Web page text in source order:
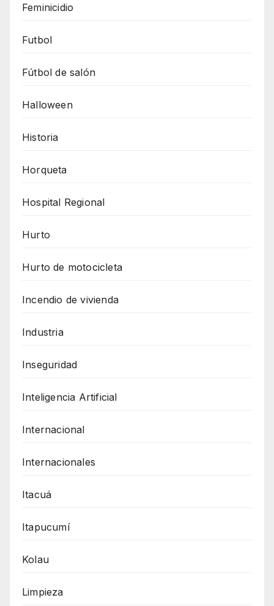
Feminicidio
Futbol
Fútbol de salón
Halloween
Historia
Horqueta
Hospital Regional
Hurto
Hurto de motocicleta
Incendio de vivienda
Industria
Inseguridad
Inteligencia Artificial
Internacional
Internacionales
Itacuá
Itapucumí
Kolau
Limpieza